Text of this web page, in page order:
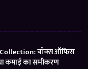
बॉक्स ऑफिस
कमाई का समीकरण